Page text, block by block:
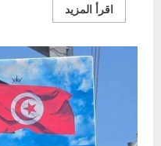
اقرأ المزيداقرأ
المزيد
عبير
موسي
إلى
المستشفى
بعد
تدهور
حالتها
الصحية